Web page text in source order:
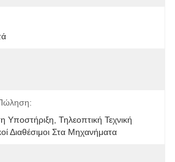
Υποστήριξη, Τηλεοπτική Τεχνική
Διαθέσιμοι Στα Μηχανήματα